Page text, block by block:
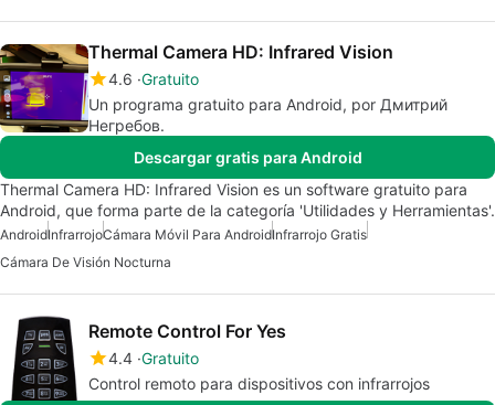
Thermal Camera HD: Infrared Vision
4.6 Gratuito
Un programa gratuito para Android, por Дмитрий
Негребов.
Descargar gratis para Android
Thermal Camera HD: Infrared Vision es un software gratuito para
Android, que forma parte de la categoría 'Utilidades y Herramientas'.
AndroidInfrarrojoCámara Móvil Para AndroidInfrarrojo Gratis
Cámara De Visión Nocturna
Remote Control For Yes
4.4 Gratuito
Control remoto para dispositivos con infrarrojos